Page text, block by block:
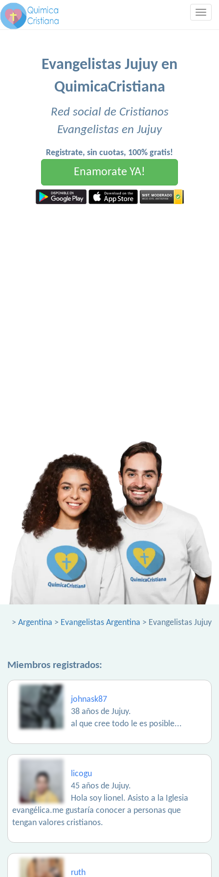
Evangelistas Jujuy en
QuimicaCristiana
Red social de Cristianos
Evangelistas en Jujuy
Registrate, sin cuotas, 100% gratis!
Enamorate YA!
> Argentina > Evangelistas Argentina > Evangelistas Jujuy
Miembros registrados:
johnask87
38 años de Jujuy.
al que cree todo le es posible...
licogu
45 años de Jujuy.
Hola soy lionel. Asisto a la Iglesia
evangélica.me gustaría conocer a personas que
tengan valores cristianos.
ruth